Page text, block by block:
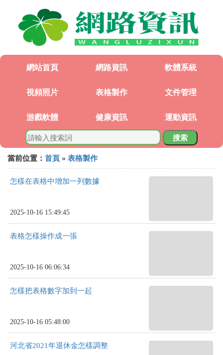
網站首頁 網路資訊 軟體系統
視頻照片 表格製作 文件管理
游戲軟體 健康資訊 運動資訊
搜索
當前位置： 首頁 » 表格製作
怎樣在表格中增加一列數據
2025-10-16 15:49:45
表格怎樣操作成一張
2025-10-16 06:06:34
怎樣把表格數字加到一起
2025-10-16 05:48:00
河北省2021年退休金怎樣調整